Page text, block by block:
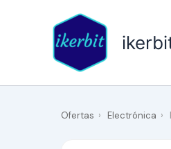
Ofertas › Electrónica ›